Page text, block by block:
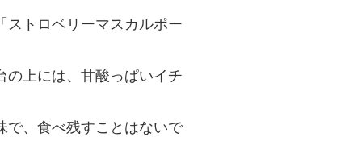
ストロベリーマスカルポー
の上には、甘酸っぱいイチ
で、食べ残すことはないで